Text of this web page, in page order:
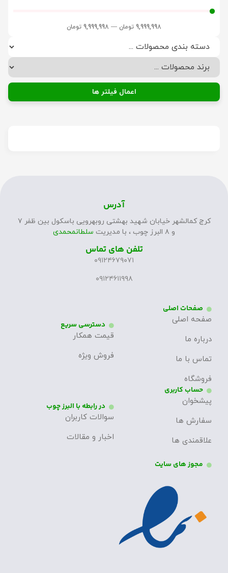
9,999,998 تومان —
9,999,998 تومان
اعمال فیلتر ها
آدرس
کرج کمالشهر خیابان شهید بهشتی روبهرویی باسکول بین ظفر ۷
و ۸ البرز چوب ، با مدیریت
سلطانمحمدی
تلفن های تماس
۰۹۱۲۴۶۷۹۰۷۱
۰۹۱۲۴۶۱۱۹۹۸
صفحات اصلی
صفحه اصلی
درباره ما
تماس با ما
فروشگاه
دسترسی سریع
قیمت همکار
فروش ویژه
حساب کاربری
پیشخوان
سفارش ها
علاقمندی ها
در رابطه با البرز چوب
سوالات کاربران
اخبار و مقالات
مجوز های سایت